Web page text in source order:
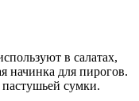
в салатах,
начинка для пирогов.
сумки.